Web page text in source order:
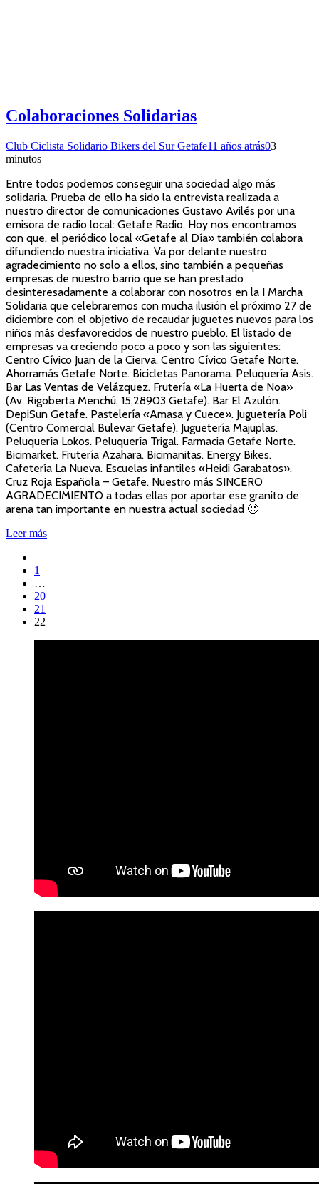
Colaboraciones Solidarias
Club Ciclista Solidario Bikers del Sur Getafe11 años atrás03
minutos
Entre todos podemos conseguir una sociedad algo más
solidaria. Prueba de ello ha sido la entrevista realizada a
nuestro director de comunicaciones Gustavo Avilés por una
emisora de radio local: Getafe Radio. Hoy nos encontramos
con que, el periódico local «Getafe al Día» también colabora
difundiendo nuestra iniciativa. Va por delante nuestro
agradecimiento no solo a ellos, sino también a pequeñas
empresas de nuestro barrio que se han prestado
desinteresadamente a colaborar con nosotros en la I Marcha
Solidaria que celebraremos con mucha ilusión el próximo 27 de
diciembre con el objetivo de recaudar juguetes nuevos para los
niños más desfavorecidos de nuestro pueblo. El listado de
empresas va creciendo poco a poco y son las siguientes:
Centro Cívico Juan de la Cierva. Centro Cívico Getafe Norte.
Ahorramás Getafe Norte. Bicicletas Panorama. Peluquería Asis.
Bar Las Ventas de Velázquez. Frutería «La Huerta de Noa»
(Av. Rigoberta Menchú, 15,28903 Getafe). Bar El Azulón.
DepiSun Getafe. Pastelería «Amasa y Cuece». Juguetería Poli
(Centro Comercial Bulevar Getafe). Juguetería Majuplas.
Peluquería Lokos. Peluquería Trigal. Farmacia Getafe Norte.
Bicimarket. Frutería Azahara. Bicimanitas. Energy Bikes.
Cafetería La Nueva. Escuelas infantiles «Heidi Garabatos».
Cruz Roja Española – Getafe. Nuestro más SINCERO
AGRADECIMIENTO a todas ellas por aportar ese granito de
arena tan importante en nuestra actual sociedad 🙂
Leer más
1
…
20
21
22